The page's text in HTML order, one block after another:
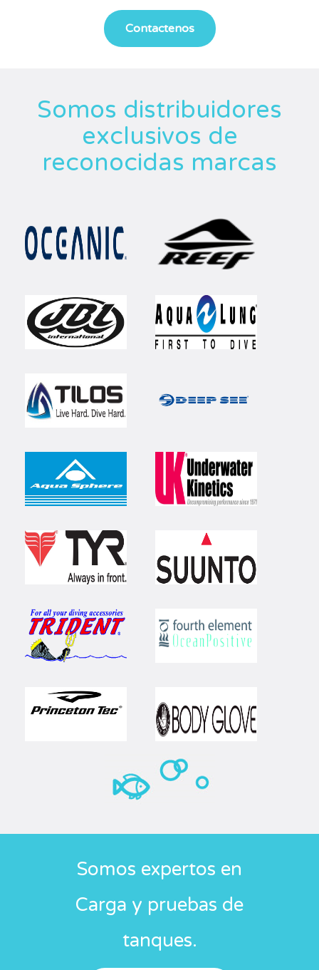
Somos distribuidores
exclusivos de
reconocidas marcas
Somos expertos en
Carga y pruebas de
tanques.